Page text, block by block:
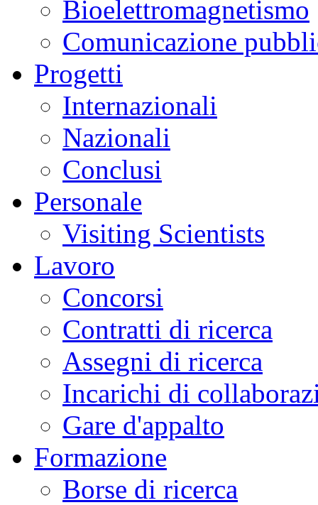
Bioelettromagnetismo
Comunicazione
Progetti
Internazionali
Nazionali
Conclusi
Personale
Visiting Scientists
Lavoro
Concorsi
Contratti di ricerca
Assegni di ricerca
Incarichi di
Gare d'appalto
Formazione
Borse di ricerca